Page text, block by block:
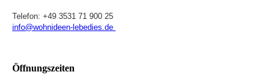
Telefon: +49 3531 71 900 25
info@wohnideen-lebedies.de
Öffnungszeiten